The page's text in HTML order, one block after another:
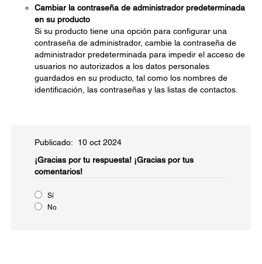
Cambiar la contraseña de administrador predeterminada
en su producto
Si su producto tiene una opción para configurar una
contraseña de administrador, cambie la contraseña de
administrador predeterminada para impedir el acceso de
usuarios no autorizados a los datos personales
guardados en su producto, tal como los nombres de
identificación, las contraseñas y las listas de contactos.
Publicado: 10 oct 2024
¡Gracias por tu respuesta! ¡Gracias por tus
comentarios!
Sí
No